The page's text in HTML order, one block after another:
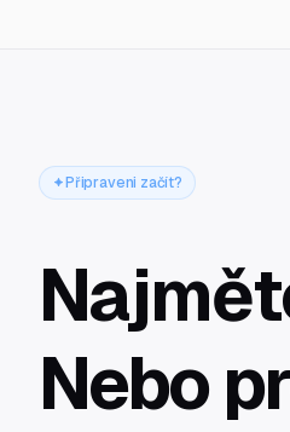
Připraveni začít?
Nebo